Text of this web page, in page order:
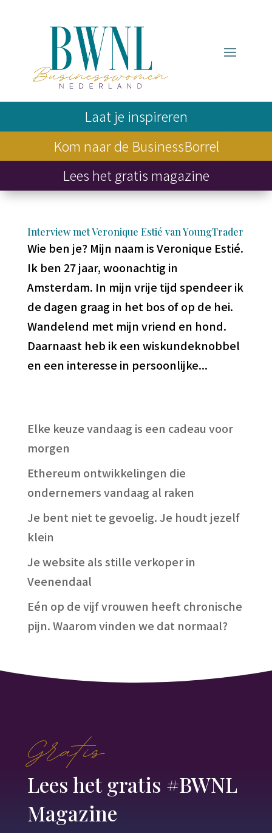
Laat je inspireren
Kom naar de BusinessBorrel
Lees het gratis magazine
Interview met Veronique Estié van YoungTrader
Wie ben je? Mijn naam is Veronique Estié.
Ik ben 27 jaar, woonachtig in
Amsterdam. In mijn vrije tijd spendeer ik
de dagen graag in het bos of op de hei.
Wandelend met mijn vriend en hond.
Daarnaast heb ik een wiskundeknobbel
en een interesse in persoonlijke...
Elke keuze vandaag is een cadeau voor
morgen
Ethereum ontwikkelingen die
ondernemers vandaag al raken
Je bent niet te gevoelig. Je houdt jezelf
klein
Je website als stille verkoper in
Veenendaal
Eén op de vijf vrouwen heeft chronische
pijn. Waarom vinden we dat normaal?
Gratis
Lees het gratis #BWNL
Magazine